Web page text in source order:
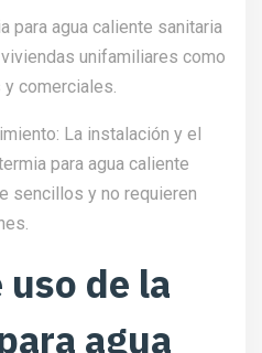
para agua caliente sanitaria
unifamiliares como
comerciales.
La instalación y el
para agua caliente
sencillos y no requieren
de la
agua